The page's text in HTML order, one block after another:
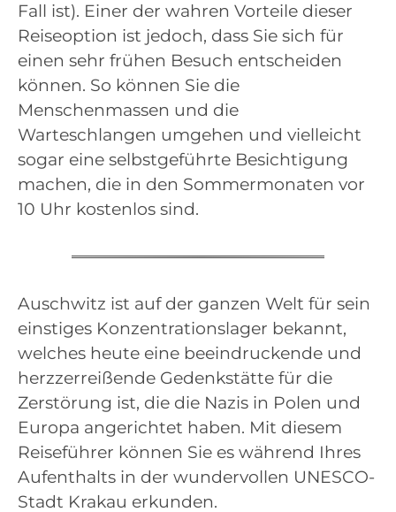
Fall ist). Einer der wahren Vorteile dieser
Reiseoption ist jedoch, dass Sie sich für
einen sehr frühen Besuch entscheiden
können. So können Sie die
Menschenmassen und die
Warteschlangen umgehen und vielleicht
sogar eine selbstgeführte Besichtigung
machen, die in den Sommermonaten vor
10 Uhr kostenlos sind.
Auschwitz ist auf der ganzen Welt für sein
einstiges Konzentrationslager bekannt,
welches heute eine beeindruckende und
herzzerreißende Gedenkstätte für die
Zerstörung ist, die die Nazis in Polen und
Europa angerichtet haben. Mit diesem
Reiseführer können Sie es während Ihres
Aufenthalts in der wundervollen UNESCO-
Stadt Krakau erkunden.